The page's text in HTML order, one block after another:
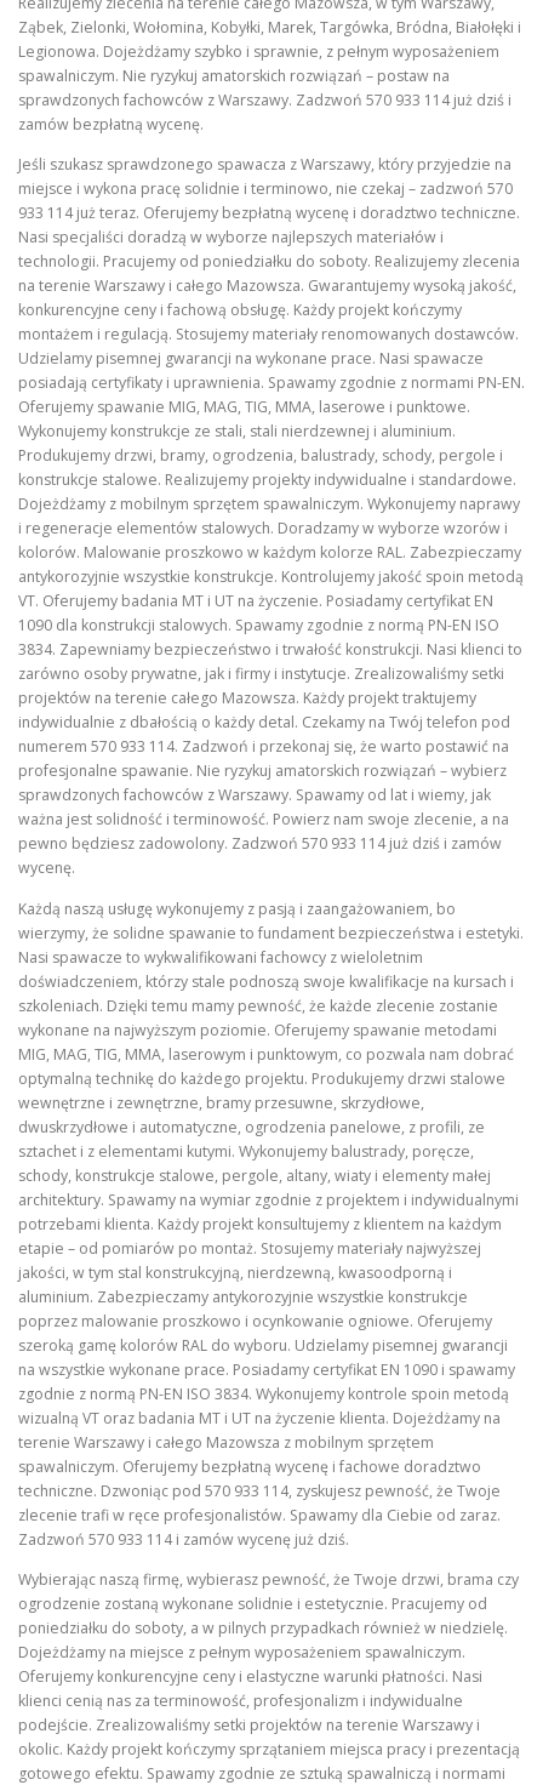
Ząbek, Zielonki, Wołomina, Kobyłki, Marek, Targówka, Bródna, Białołęki i
Legionowa. Dojeżdżamy szybko i sprawnie, z pełnym wyposażeniem
spawalniczym. Nie ryzykuj amatorskich rozwiązań – postaw na
sprawdzonych fachowców z Warszawy. Zadzwoń 570 933 114 już dziś i
zamów bezpłatną wycenę.
Jeśli szukasz sprawdzonego spawacza z Warszawy, który przyjedzie na
miejsce i wykona pracę solidnie i terminowo, nie czekaj – zadzwoń 570
933 114 już teraz. Oferujemy bezpłatną wycenę i doradztwo techniczne.
Nasi specjaliści doradzą w wyborze najlepszych materiałów i
technologii. Pracujemy od poniedziałku do soboty. Realizujemy zlecenia
na terenie Warszawy i całego Mazowsza. Gwarantujemy wysoką jakość,
konkurencyjne ceny i fachową obsługę. Każdy projekt kończymy
montażem i regulacją. Stosujemy materiały renomowanych dostawców.
Udzielamy pisemnej gwarancji na wykonane prace. Nasi spawacze
posiadają certyfikaty i uprawnienia. Spawamy zgodnie z normami PN-EN.
Oferujemy spawanie MIG, MAG, TIG, MMA, laserowe i punktowe.
Wykonujemy konstrukcje ze stali, stali nierdzewnej i aluminium.
Produkujemy drzwi, bramy, ogrodzenia, balustrady, schody, pergole i
konstrukcje stalowe. Realizujemy projekty indywidualne i standardowe.
Dojeżdżamy z mobilnym sprzętem spawalniczym. Wykonujemy naprawy
i regeneracje elementów stalowych. Doradzamy w wyborze wzorów i
kolorów. Malowanie proszkowo w każdym kolorze RAL. Zabezpieczamy
antykorozyjnie wszystkie konstrukcje. Kontrolujemy jakość spoin metodą
VT. Oferujemy badania MT i UT na życzenie. Posiadamy certyfikat EN
1090 dla konstrukcji stalowych. Spawamy zgodnie z normą PN-EN ISO
3834. Zapewniamy bezpieczeństwo i trwałość konstrukcji. Nasi klienci to
zarówno osoby prywatne, jak i firmy i instytucje. Zrealizowaliśmy setki
projektów na terenie całego Mazowsza. Każdy projekt traktujemy
indywidualnie z dbałością o każdy detal. Czekamy na Twój telefon pod
numerem 570 933 114. Zadzwoń i przekonaj się, że warto postawić na
profesjonalne spawanie. Nie ryzykuj amatorskich rozwiązań – wybierz
sprawdzonych fachowców z Warszawy. Spawamy od lat i wiemy, jak
ważna jest solidność i terminowość. Powierz nam swoje zlecenie, a na
pewno będziesz zadowolony. Zadzwoń 570 933 114 już dziś i zamów
wycenę.
Każdą naszą usługę wykonujemy z pasją i zaangażowaniem, bo
wierzymy, że solidne spawanie to fundament bezpieczeństwa i estetyki.
Nasi spawacze to wykwalifikowani fachowcy z wieloletnim
doświadczeniem, którzy stale podnoszą swoje kwalifikacje na kursach i
szkoleniach. Dzięki temu mamy pewność, że każde zlecenie zostanie
wykonane na najwyższym poziomie. Oferujemy spawanie metodami
MIG, MAG, TIG, MMA, laserowym i punktowym, co pozwala nam dobrać
optymalną technikę do każdego projektu. Produkujemy drzwi stalowe
wewnętrzne i zewnętrzne, bramy przesuwne, skrzydłowe,
dwuskrzydłowe i automatyczne, ogrodzenia panelowe, z profili, ze
sztachet i z elementami kutymi. Wykonujemy balustrady, poręcze,
schody, konstrukcje stalowe, pergole, altany, wiaty i elementy małej
architektury. Spawamy na wymiar zgodnie z projektem i indywidualnymi
potrzebami klienta. Każdy projekt konsultujemy z klientem na każdym
etapie – od pomiarów po montaż. Stosujemy materiały najwyższej
jakości, w tym stal konstrukcyjną, nierdzewną, kwasoodporną i
aluminium. Zabezpieczamy antykorozyjnie wszystkie konstrukcje
poprzez malowanie proszkowo i ocynkowanie ogniowe. Oferujemy
szeroką gamę kolorów RAL do wyboru. Udzielamy pisemnej gwarancji
na wszystkie wykonane prace. Posiadamy certyfikat EN 1090 i spawamy
zgodnie z normą PN-EN ISO 3834. Wykonujemy kontrole spoin metodą
wizualną VT oraz badania MT i UT na życzenie klienta. Dojeżdżamy na
terenie Warszawy i całego Mazowsza z mobilnym sprzętem
spawalniczym. Oferujemy bezpłatną wycenę i fachowe doradztwo
techniczne. Dzwoniąc pod 570 933 114, zyskujesz pewność, że Twoje
zlecenie trafi w ręce profesjonalistów. Spawamy dla Ciebie od zaraz.
Zadzwoń 570 933 114 i zamów wycenę już dziś.
Wybierając naszą firmę, wybierasz pewność, że Twoje drzwi, brama czy
ogrodzenie zostaną wykonane solidnie i estetycznie. Pracujemy od
poniedziałku do soboty, a w pilnych przypadkach również w niedzielę.
Dojeżdżamy na miejsce z pełnym wyposażeniem spawalniczym.
Oferujemy konkurencyjne ceny i elastyczne warunki płatności. Nasi
klienci cenią nas za terminowość, profesjonalizm i indywidualne
podejście. Zrealizowaliśmy setki projektów na terenie Warszawy i
okolic. Każdy projekt kończymy sprzątaniem miejsca pracy i prezentacją
gotowego efektu. Spawamy zgodnie ze sztuką spawalniczą i normami